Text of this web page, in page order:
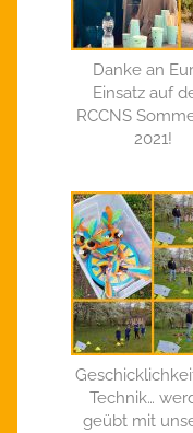
Danke an
Einsatz auf
RCCNS
2021!
Technik…
geübt mit